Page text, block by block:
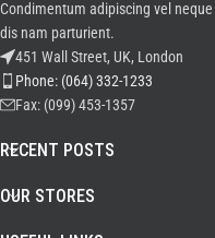
Condimentum adipiscing vel
dis nam parturient.
451 Wall Street, UK, London
Phone: (064) 332-1233
Fax: (099) 453-1357
RECENT POSTS
OUR STORES